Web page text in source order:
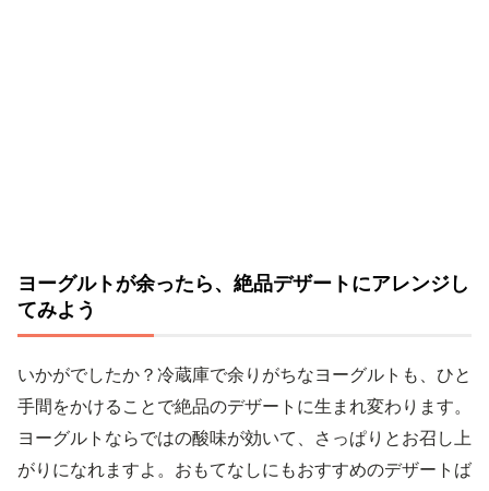
ヨーグルトが余ったら、絶品デザートにアレンジし
てみよう
いかがでしたか？冷蔵庫で余りがちなヨーグルトも、ひと
手間をかけることで絶品のデザートに生まれ変わります。
ヨーグルトならではの酸味が効いて、さっぱりとお召し上
がりになれますよ。おもてなしにもおすすめのデザートば